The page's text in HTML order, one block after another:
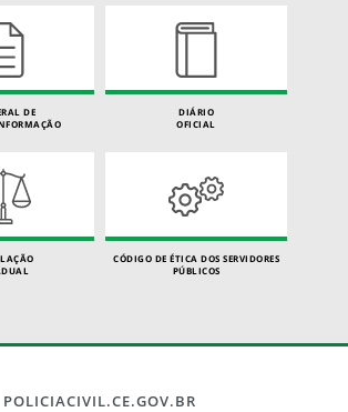
DE
DIÁRIO
OFICIAL
CÓDIGO DE ÉTICA DOS SERVIDORES
PÚBLICOS
POLICIACIVIL.CE.GOV.BR